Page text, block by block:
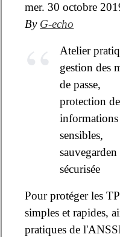
mer. 30 octobre
By G-echo
Atelier
gestion des
de passe,
protection
informations
sensibles,
sécurisée
Pour protéger les
simples et rapides,
pratiques de